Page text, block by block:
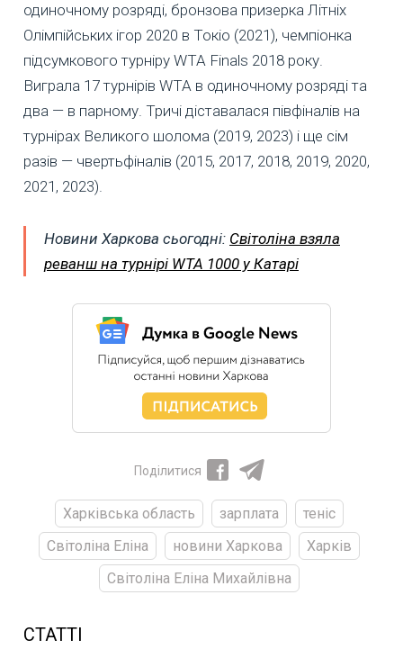
одиночному розряді, бронзова призерка Літніх
Олімпійських ігор 2020 в Токіо (2021), чемпіонка
підсумкового турніру WTA Finals 2018 року.
Виграла 17 турнірів WTA в одиночному розряді та
два — в парному. Тричі діставалася півфіналів на
турнірах Великого шолома (2019, 2023) і ще сім
разів — чвертьфіналів (2015, 2017, 2018, 2019, 2020,
2021, 2023).
Новини Харкова сьогодні: Світоліна взяла
реванш на турнірі WTA 1000 у Катарі
Поділитися
Харківська область зарплата
теніс
Світоліна Еліна
новини Харкова
Харків
Світоліна Еліна Михайлівна
СТАТТІ